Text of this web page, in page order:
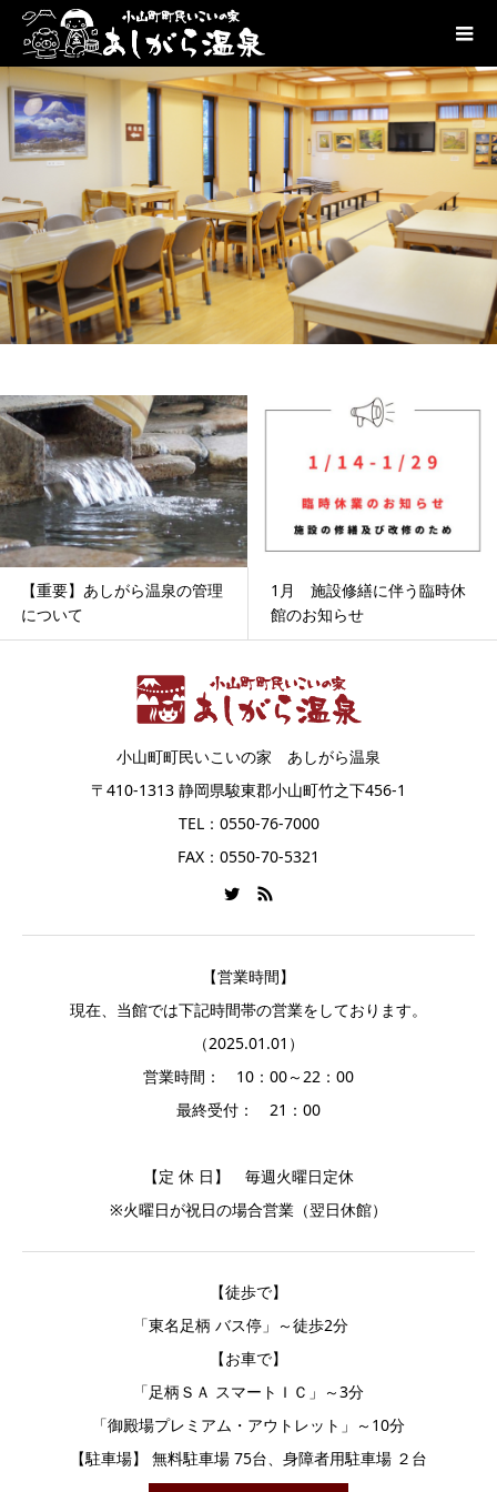
【重要】あしがら温泉の管理
について
1月 施設修繕に伴う臨時休
館のお知らせ
小山町町民いこいの家 あしがら温泉
〒410-1313 静岡県駿東郡小山町竹之下456-1
TEL：0550-76-7000
FAX：0550-70-5321
【営業時間】
現在、当館では下記時間帯の営業をしております。
（2025.01.01）
営業時間： 10：00～22：00
最終受付： 21：00
【定 休 日】 毎週火曜日定休
※火曜日が祝日の場合営業（翌日休館）
【徒歩で】
「東名足柄 バス停」～徒歩2分
【お車で】
「足柄ＳＡ スマートＩＣ」～3分
「御殿場プレミアム・アウトレット」～10分
【駐車場】 無料駐車場 75台、身障者用駐車場 ２台